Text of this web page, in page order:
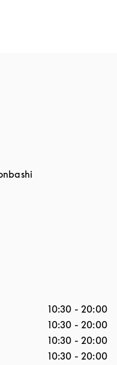
- Exist to Create
10:30 - 20:00
10:30 - 20:00
10:30 - 20:00
10:30 - 20:00